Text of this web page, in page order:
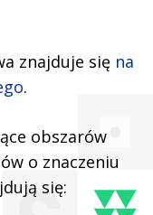
znajduje się na
.
obszarów
o znaczeniu
się: